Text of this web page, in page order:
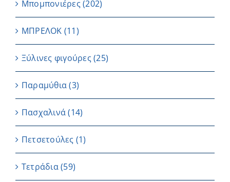
Μπομπονιέρες(202)
ΜΠΡΕΛΟΚ (11)
Ξύλινες φιγούρες(25)
Παραμύθια (3)
Πασχαλινά (14)
Πετσετούλες (1)
Τετράδια(59)